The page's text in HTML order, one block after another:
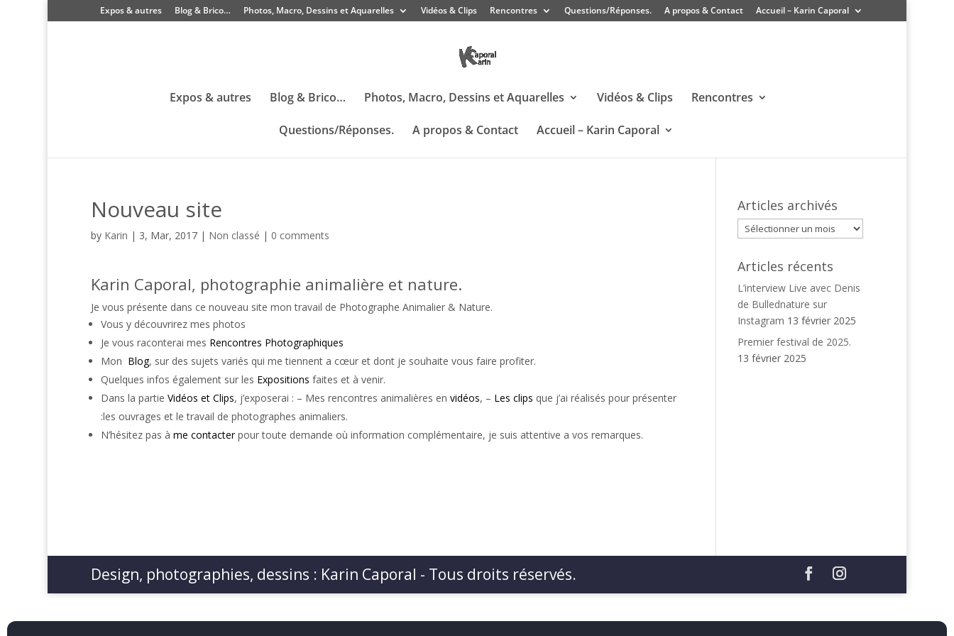
Expos & autres Blog & Brico… Photos, Macro, Dessins et Aquarelles Vidéos & Clips Rencontres Questions/Réponses. A propos & Contact Accueil – Karin Caporal
Expos & autres Blog & Brico… Photos, Macro, Dessins et Aquarelles Vidéos & Clips Rencontres
Questions/Réponses. A propos & Contact Accueil – Karin Caporal
Nouveau site
by Karin | 3, Mar, 2017| Non classé | 0 comments
Karin Caporal, photographie animalière et nature.
Je vous présente dans ce nouveau site mon travail de Photographe Animalier & Nature.
Vous y découvrirez mes photos
Je vous raconterai mes Rencontres Photographiques
Mon Blog, sur des sujets variés qui me tiennent a cœur et dont je souhaite vous faire profiter.
Quelques infos également sur les Expositions faites et à venir.
Dans la partie Vidéos et Clips, j’exposerai : – Mes rencontres animalières en vidéos, – Les clips que j’ai réalisés pour présenter
:les ouvrages et le travail de photographes animaliers.
N’hésitez pas à me contacterpour toute demande où information complémentaire, je suis attentive a vos remarques.
Articles archivés
Articles
archivés
Articles récents
L’interview Live avec Denis
de Bullednature sur
Instagram 13 février 2025
Premier festival de 2025.
13 février 2025
Design, photographies, dessins : Karin Caporal - Tous droits réservés.